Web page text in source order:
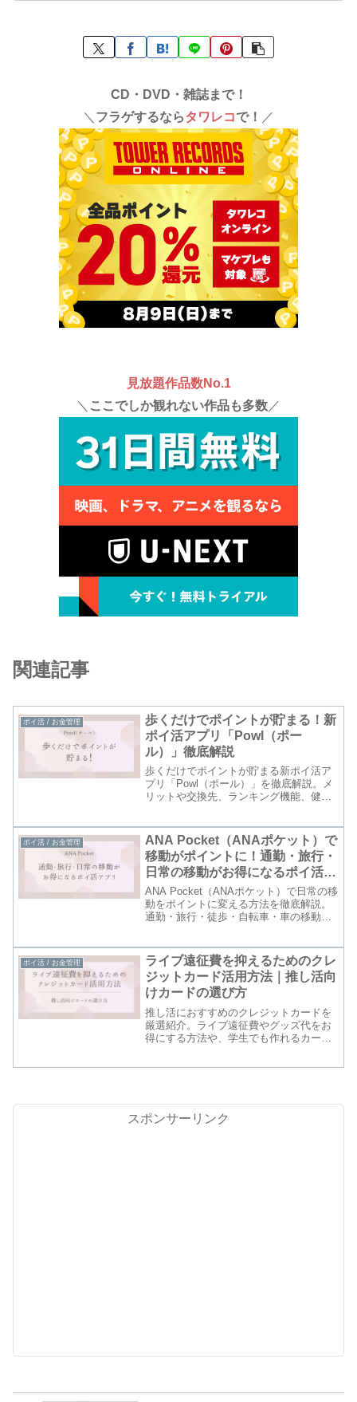
CD・DVD・雑誌まで！
＼ フラゲするなら タワレコで！ ／
見放題作品数No.1
＼ ここでしか観れない作品も多数／
関連記事
ポイ活 / お金管理
歩くだけでポイントが貯まる！新
ポイ活アプリ「Powl（ポー
ル）」徹底解説
歩くだけでポイントが貯まる新ポイ活ア
プリ「Powl（ポール）」を徹底解説。メ
リットや交換先、ランキング機能、健康
の歩数系アプリです。
ポイ活 / お金管理
ANA Pocket（ANAポケット）で
移動がポイントに！通勤・旅行・
日常の移動がお得になるポイ活ア
プリ
ANA Pocket（ANAポケット）で日常の移
動をポイントに変える方法を徹底解説。
通勤・旅行・徒歩・自転車・車の移動距
メリットを紹介。
ポイ活 / お金管理
ライブ遠征費を抑えるためのクレ
ジットカード活用方法｜推し活向
けカードの選び方
推し活におすすめのクレジットカードを
厳選紹介。ライブ遠征費やグッズ代をお
得にする方法や、学生でも作れるカー
スポンサーリンク